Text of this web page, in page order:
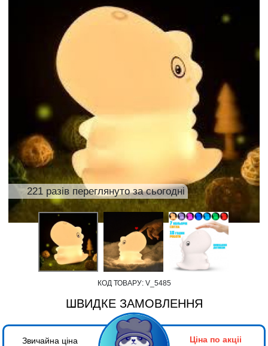
221 разів переглянуто за сьогодні
КОД ТОВАРУ: V_5485
ШВИДКЕ ЗАМОВЛЕННЯ
Звичайна ціна Ціна по акціі